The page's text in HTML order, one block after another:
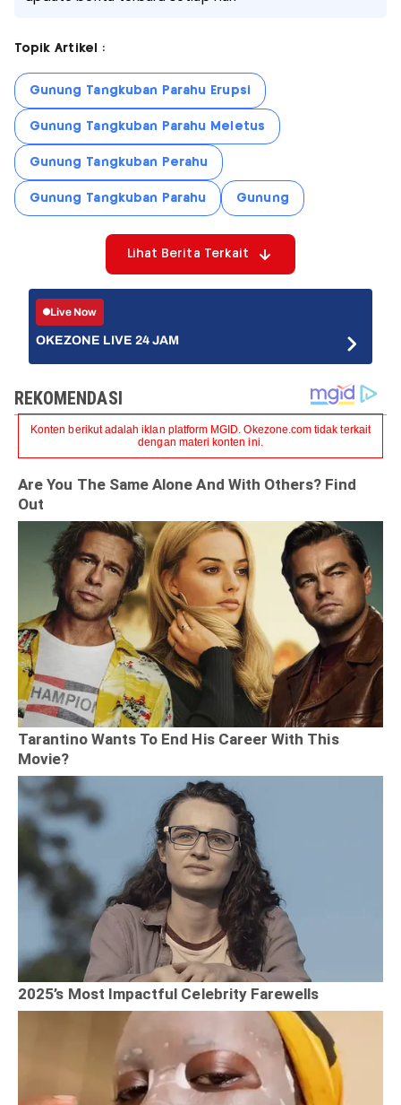
Topik Artikel :
Gunung Tangkuban Parahu Erupsi
Gunung Tangkuban Parahu Meletus
Gunung Tangkuban Perahu
Gunung Tangkuban Parahu Gunung
Lihat Berita Terkait
Live Now
OKEZONE LIVE 24 JAM